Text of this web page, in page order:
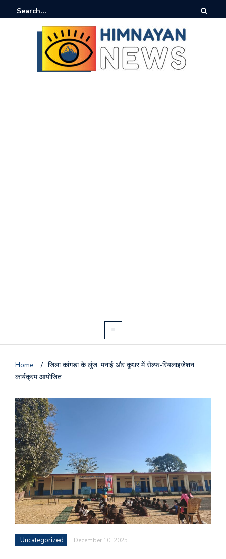
Home / जिला कांगड़ा के लुंज, मनाई और कूथर में सेल्फ-रियलाइजेशन
कार्यक्रम आयोजित
Uncategorized December 10, 2025